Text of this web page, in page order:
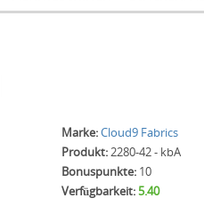
Marke:Cloud9 Fabrics
Produkt:2280-42 - kbA
Bonuspunkte:10
Verfügbarkeit:5.40